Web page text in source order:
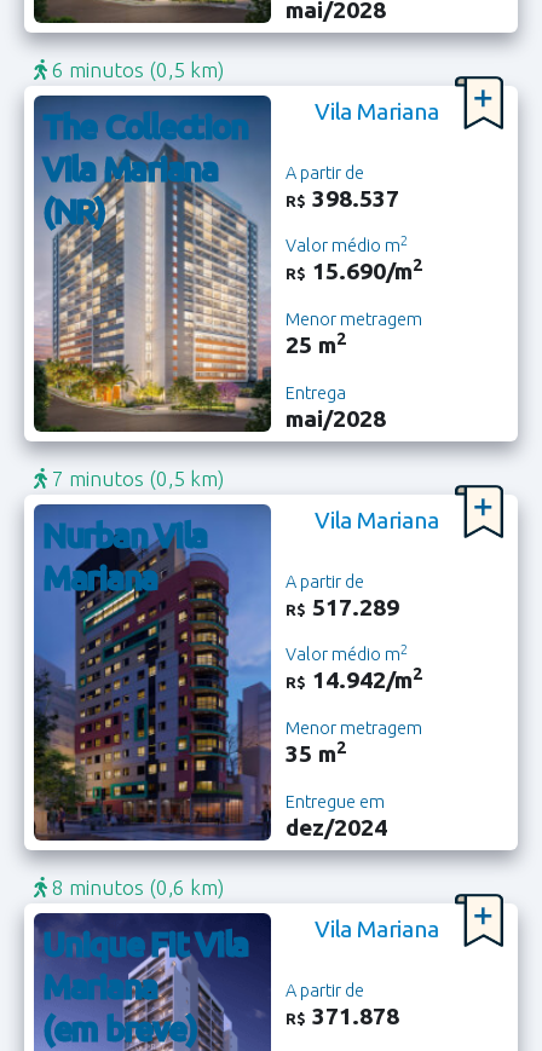
mai/2028
6 minutos (0,5 km)
The Collection
Vila Mariana
(NR)
Vila Mariana
A partir de
R$ 398.537
Valor médio m2
R$ 15.690/m2
Menor metragem
25 m2
Entrega
mai/2028
7 minutos (0,5 km)
Nurban Vila
Mariana
Vila Mariana
A partir de
R$ 517.289
Valor médio m2
R$ 14.942/m2
Menor metragem
35 m2
Entregue em
dez/2024
8 minutos (0,6 km)
Unique Fit Vila
Mariana
(em breve)
Vila Mariana
A partir de
R$ 371.878